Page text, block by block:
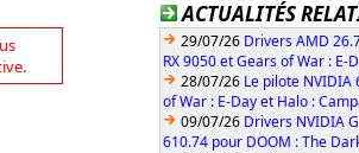
ACTUALITÉS
29/07/26 Drivers AMD
RX 9050 et Gears of War : E-
28/07/26 Le pilote
of War : E-Day et Halo :
09/07/26 Drivers NVIDIA
610.74 pour DOOM : The